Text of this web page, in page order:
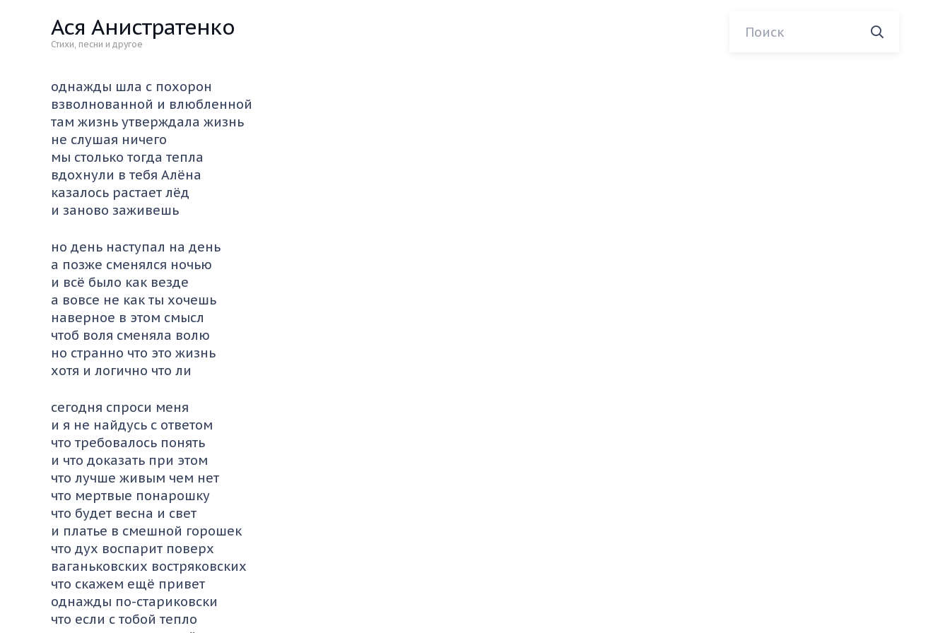
Ася Анистратенко
Стихи, песни и другое
однажды шла с похорон
взволнованной и влюбленной
там жизнь утверждала жизнь
не слушая ничего
мы столько тогда тепла
вдохнули в тебя Алёна
казалось растает лёд
и заново заживешь
но день наступал на день
а позже сменялся ночью
и всё было как везде
а вовсе не как ты хочешь
наверное в этом смысл
чтоб воля сменяла волю
но странно что это жизнь
хотя и логично что ли
сегодня спроси меня
и я не найдусь с ответом
что требовалось понять
и что доказать при этом
что лучше живым чем нет
что мертвые понарошку
что будет весна и свет
и платье в смешной горошек
что дух воспарит поверх
ваганьковских востряковских
что скажем ещё привет
однажды по-стариковски
что если с тобой тепло